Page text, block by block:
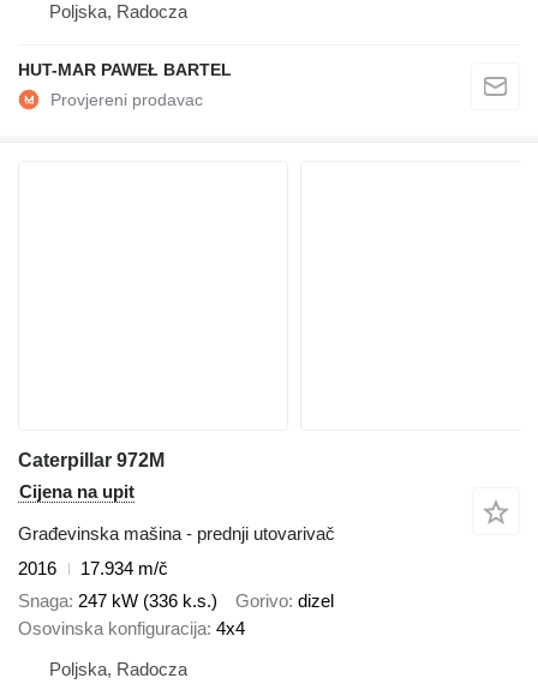
Poljska, Radocza
HUT-MAR PAWEŁ BARTEL
Caterpillar 972M
Cijena na upit
Građevinska mašina - prednji utovarivač
2016
17.934 m/č
Snaga 247 kW (336 k.s.) Gorivo dizel
Osovinska konfiguracija 4x4
Poljska, Radocza